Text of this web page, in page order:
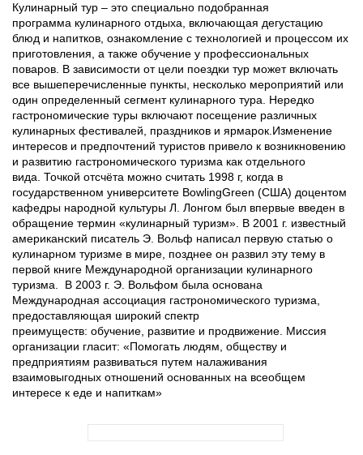
Кулинарный тур – это специально подобранная
программа кулинарного отдыха, включающая дегустацию
блюд и напитков, ознакомление с технологией и процессом их
приготовления, а также обучение у профессиональных
поваров. В зависимости от цели поездки тур может включать
все вышеперечисленные пункты, несколько мероприятий или
один определенный сегмент кулинарного тура. Нередко
гастрономические туры включают посещение различных
кулинарных фестивалей, праздников и ярмарок.Изменение
интересов и предпочтений туристов привело к возникновению
и развитию гастрономического туризма как отдельного
вида. Точкой отсчёта можно считать 1998 г, когда в
государственном университете BowlingGreen (США) доцентом
кафедры народной культуры Л. Лонгом был впервые введен в
обращение термин «кулинарный туризм». В 2001 г. известный
американский писатель Э. Вольф написал первую статью о
кулинарном туризме в мире, позднее он развил эту тему в
первой книге Международной организации кулинарного
туризма. В 2003 г. Э. Вольфом была основана
Международная ассоциация гастрономического туризма,
предоставляющая широкий спектр
преимуществ: обучение, развитие и продвижение. Миссия
организации гласит: «Помогать людям, обществу и
предприятиям развиваться путем налаживания
взаимовыгодных отношений основанных на всеобщем
интересе к еде и напиткам»